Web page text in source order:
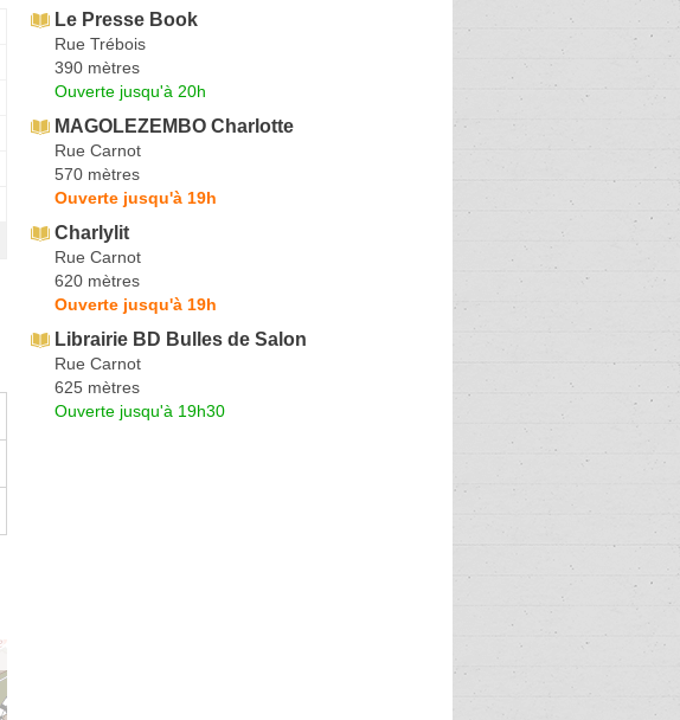
Le Presse Book
Rue Trébois
390 mètres
Ouverte jusqu'à 20h
MAGOLEZEMBO Charlotte
Rue Carnot
570 mètres
Ouverte jusqu'à 19h
Charlylit
Rue Carnot
620 mètres
Ouverte jusqu'à 19h
Librairie BD Bulles de Salon
Rue Carnot
625 mètres
Ouverte jusqu'à 19h30